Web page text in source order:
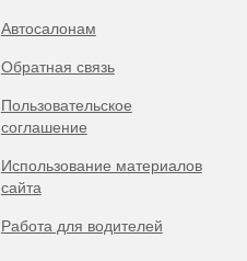
Автосалонам
Обратная связь
Пользовательское
соглашение
Использование материалов
сайта
Работа для водителей